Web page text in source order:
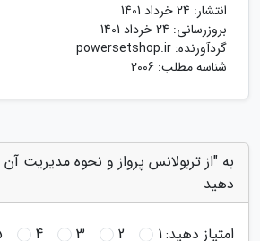
انتشار: 24 خرداد 1401
بروزرسانی: 24 خرداد 1401
گردآورنده: powersetshop.ir
شناسه مطلب: 2006
به "از تربولانس پرواز و نحوه مدیریت آن
دهید
امتیاز دهید:1
2
3
4